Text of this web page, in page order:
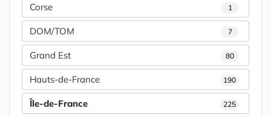
Corse 1
DOM/TOM 7
Grand Est 80
Hauts-de-France 190
Île-de-France 225